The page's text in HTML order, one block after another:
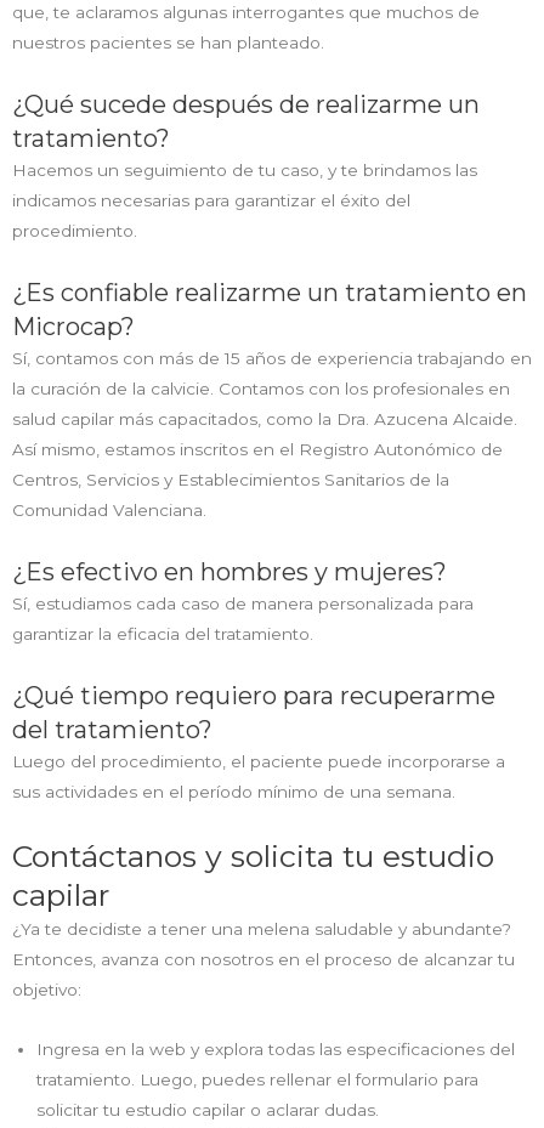
que, te aclaramos algunas interrogantes que muchos de
nuestros pacientes se han planteado.
¿Qué sucede después de realizarme un
tratamiento?
Hacemos un seguimiento de tu caso, y te brindamos las
indicamos necesarias para garantizar el éxito del
procedimiento.
¿Es confiable realizarme un tratamiento en
Microcap?
Sí, contamos con más de 15 años de experiencia trabajando en
la curación de la calvicie. Contamos con los profesionales en
salud capilar más capacitados, como la Dra. Azucena Alcaide.
Así mismo, estamos inscritos en el Registro Autonómico de
Centros, Servicios y Establecimientos Sanitarios de la
Comunidad Valenciana.
¿Es efectivo en hombres y mujeres?
Sí, estudiamos cada caso de manera personalizada para
garantizar la eficacia del tratamiento.
¿Qué tiempo requiero para recuperarme
del tratamiento?
Luego del procedimiento, el paciente puede incorporarse a
sus actividades en el período mínimo de una semana.
Contáctanos y solicita tu estudio
capilar
¿Ya te decidiste a tener una melena saludable y abundante?
Entonces, avanza con nosotros en el proceso de alcanzar tu
objetivo:
Ingresa en la web y explora todas las especificaciones del
tratamiento. Luego, puedes rellenar el formulario para
solicitar tu estudio capilar o aclarar dudas.